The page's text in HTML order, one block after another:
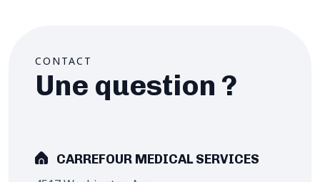
CONTACT
Une question ?
CARREFOUR MEDICAL SERVICES